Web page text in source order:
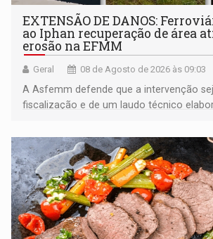
EXTENSÃO DE DANOS:
ao Iphan recuperação de área
erosão na EFMM
Geral 08 de Agosto de 2026 às 09:03
A Asfemm defende que a intervenção
fiscalização e de um laudo técnico